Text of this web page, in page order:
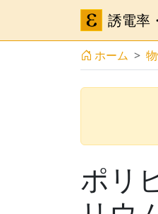
誘電率
ホーム
ポリ